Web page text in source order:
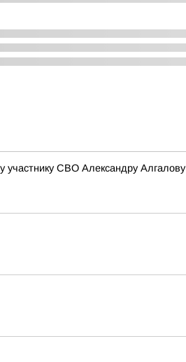
участнику СВО Александру Алгалову